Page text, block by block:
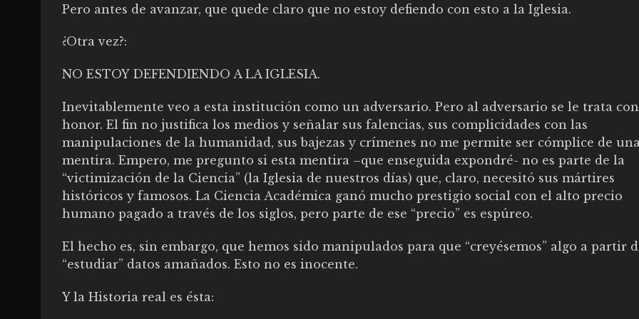
Pero antes de avanzar, que quede claro que no estoy defiendo con esto a la Iglesia.
¿Otra vez?:
NO ESTOY DEFENDIENDO A LA IGLESIA.
Inevitablemente veo a esta institución como un adversario. Pero al adversario se le trata con
honor. El fin no justifica los medios y señalar sus falencias, sus complicidades con las
manipulaciones de la humanidad, sus bajezas y crímenes no me permite ser cómplice de
mentira. Empero, me pregunto si esta mentira –que enseguida expondré- no es parte de la
“victimización de la Ciencia” (la Iglesia de nuestros días) que, claro, necesitó sus mártires
históricos y famosos. La Ciencia Académica ganó mucho prestigio social con el alto precio
humano pagado a través de los siglos, pero parte de ese “precio” es espúreo.
El hecho es, sin embargo, que hemos sido manipulados para que “creyésemos” algo a partir
“estudiar” datos amañados. Esto no es inocente.
Y la Historia real es ésta: